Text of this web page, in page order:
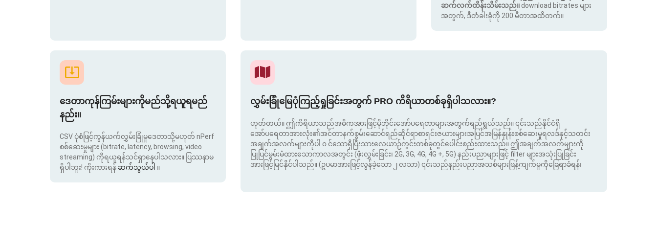
ဆက်လက်ထိန်းသိမ်းသည်။ download bitrates များ
အတွက်, ဒီတံခါးခုံကို 200 မီတာအထိတက်။
ဒေတာကုန်ကြမ်းများကိုမည်သို့ရယူရမည်
နည်း။
CSV ပုံစံဖြင့်ကွန်ယက်လွှမ်းခြုံမှုဒေတာသို့မဟုတ် nPerf
စစ်ဆေးမှုများ (bitrate, latency, browsing, video
streaming) ကိုရယူရန်သင်ရှာနေပါသလား။ ပြဿနာမ
ရှိပါဘူး! ကိုးကားရန်ဆက်သွယ်ပါ ။
လွှမ်းခြုံမြေပုံကြည့်ရှုခြင်းအတွက် PRO ကိရိယာတစ်ခုရှိပါသလား။?
ဟုတ်တယ်။ ဤကိရိယာသည်အဓိကအားဖြင့်မိုဘိုင်းအော်ပရေတာများအတွက်ရည်ရွယ်သည်။ ၎င်းသည်နိုင်ငံရှိ
အော်ပရေတာအားလုံး၏အင်တာနက်စွမ်းဆောင်ရည်ဆိုင်ရာစာရင်းဇယားများအပြင်အမြန်နှုန်းစစ်ဆေးမှုရလဒ်နှင့်သတင်း
အချက်အလက်များကိုပါ ၀ င်သောရှိပြီးသားလေယာဉ်ကွင်းတစ်ခုတွင်ပေါင်းစည်းထားသည်။ ဤအချက်အလက်များကို
ပြုပြင်မွမ်းမံထားသောကာလအတွင်း (ဖုံးလွှမ်းခြင်း၊ 2G, 3G, 4G, 4G +, 5G) နည်းပညာများဖြင့် filter များအသုံးပြုခြင်း
အားဖြင့်မြင်နိုင်ပါသည်။ (ဥပမာအားဖြင့်လွန်ခဲ့သော ၂ လသာ) ၎င်းသည်နည်းပညာအသစ်များဖြန့်ကျက်မှုကိုခြေရာခံရန်၊